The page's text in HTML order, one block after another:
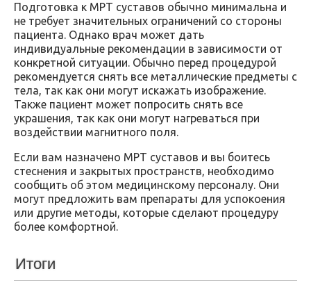
Подготовка к МРТ суставов обычно минимальна и
не требует значительных ограничений со стороны
пациента. Однако врач может дать
индивидуальные рекомендации в зависимости от
конкретной ситуации. Обычно перед процедурой
рекомендуется снять все металлические предметы с
тела, так как они могут искажать изображение.
Также пациент может попросить снять все
украшения, так как они могут нагреваться при
воздействии магнитного поля.
Если вам назначено МРТ суставов и вы боитесь
стеснения и закрытых пространств, необходимо
сообщить об этом медицинскому персоналу. Они
могут предложить вам препараты для успокоения
или другие методы, которые сделают процедуру
более комфортной.
Итоги